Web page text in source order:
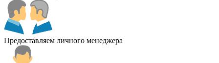
Предоставляем личного менеджера